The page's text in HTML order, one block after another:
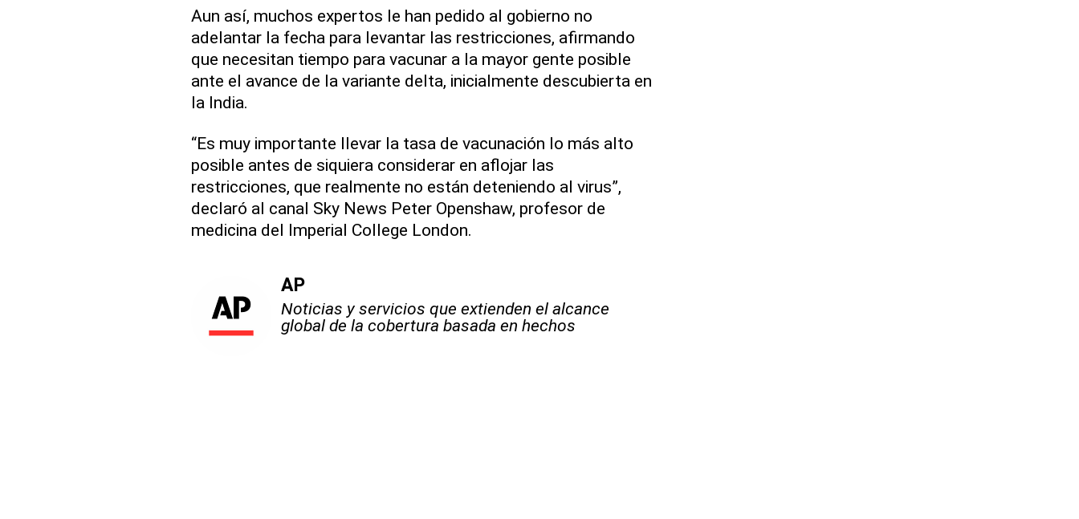
Aun así, muchos expertos le han pedido al gobierno no
adelantar la fecha para levantar las restricciones, afirmando
que necesitan tiempo para vacunar a la mayor gente posible
ante el avance de la variante delta, inicialmente descubierta en
la India.
“Es muy importante llevar la tasa de vacunación lo más alto
posible antes de siquiera considerar en aflojar las
restricciones, que realmente no están deteniendo al virus”,
declaró al canal Sky News Peter Openshaw, profesor de
medicina del Imperial College London.
AP
Noticias y servicios que extienden el alcance
global de la cobertura basada en hechos